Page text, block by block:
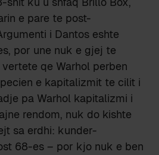
e pare te post-
i Dantos eshte
por une nuk e gjej te
qe Warhol perben
e kapitalizmit te cilit i
pa Warhol kapitalizmi i
rendom, nuk do kishte
sa erdhi: kunder-
68-es – por kjo nuk e ben